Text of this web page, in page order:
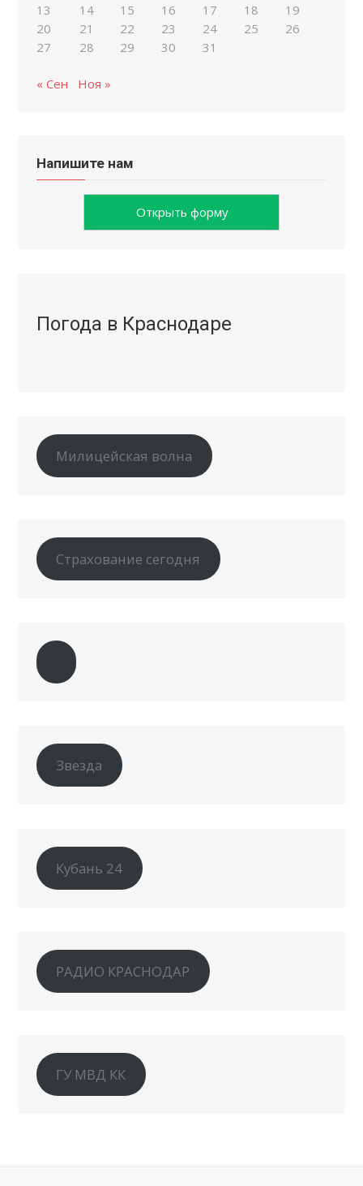
13
14 15 16 17 18
19
20
21 22 23 24 25
26
27
28 29 30 31
« Сен Ноя »
Напишите нам
Открыть форму
Погода в Краснодаре
Милицейская волна
Страхование сегодня
Звезда
Кубань 24
РАДИО КРАСНОДАР
ГУ МВД КК